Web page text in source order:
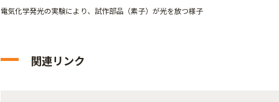
電気化学発光の実験により、試作部品（素子）が光を放つ様子
関連リンク